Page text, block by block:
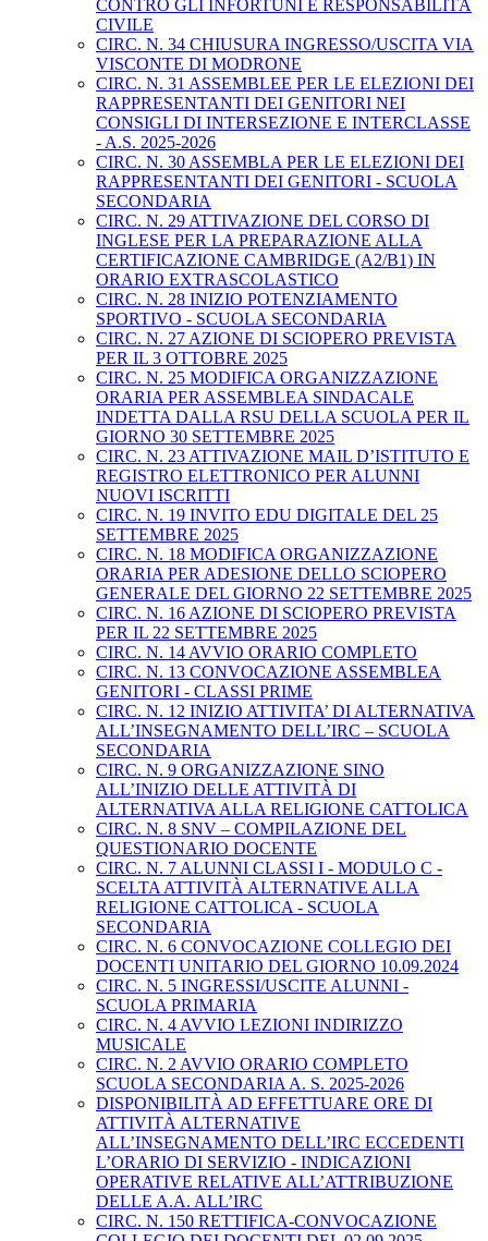
CONTRO GLI INFORTUNI E RESPONSABILITÀ
CIVILE
CIRC. N. 34 CHIUSURA INGRESSO/USCITA VIA
VISCONTE DI MODRONE
CIRC. N. 31 ASSEMBLEE PER LE ELEZIONI DEI
RAPPRESENTANTI DEI GENITORI NEI
CONSIGLI DI INTERSEZIONE E INTERCLASSE
- A.S. 2025-2026
CIRC. N. 30 ASSEMBLA PER LE ELEZIONI DEI
RAPPRESENTANTI DEI GENITORI - SCUOLA
SECONDARIA
CIRC. N. 29 ATTIVAZIONE DEL CORSO DI
INGLESE PER LA PREPARAZIONE ALLA
CERTIFICAZIONE CAMBRIDGE (A2/B1) IN
ORARIO EXTRASCOLASTICO
CIRC. N. 28 INIZIO POTENZIAMENTO
SPORTIVO - SCUOLA SECONDARIA
CIRC. N. 27 AZIONE DI SCIOPERO PREVISTA
PER IL 3 OTTOBRE 2025
CIRC. N. 25 MODIFICA ORGANIZZAZIONE
ORARIA PER ASSEMBLEA SINDACALE
INDETTA DALLA RSU DELLA SCUOLA PER IL
GIORNO 30 SETTEMBRE 2025
CIRC. N. 23 ATTIVAZIONE MAIL D’ISTITUTO E
REGISTRO ELETTRONICO PER ALUNNI
NUOVI ISCRITTI
CIRC. N. 19 INVITO EDU DIGITALE DEL 25
SETTEMBRE 2025
CIRC. N. 18 MODIFICA ORGANIZZAZIONE
ORARIA PER ADESIONE DELLO SCIOPERO
GENERALE DEL GIORNO 22 SETTEMBRE 2025
CIRC. N. 16 AZIONE DI SCIOPERO PREVISTA
PER IL 22 SETTEMBRE 2025
CIRC. N. 14 AVVIO ORARIO COMPLETO
CIRC. N. 13 CONVOCAZIONE ASSEMBLEA
GENITORI - CLASSI PRIME
CIRC. N. 12 INIZIO ATTIVITA’ DI ALTERNATIVA
ALL’INSEGNAMENTO DELL’IRC – SCUOLA
SECONDARIA
CIRC. N. 9 ORGANIZZAZIONE SINO
ALL’INIZIO DELLE ATTIVITÀ DI
ALTERNATIVA ALLA RELIGIONE CATTOLICA
CIRC. N. 8 SNV – COMPILAZIONE DEL
QUESTIONARIO DOCENTE
CIRC. N. 7 ALUNNI CLASSI I - MODULO C -
SCELTA ATTIVITÀ ALTERNATIVE ALLA
RELIGIONE CATTOLICA - SCUOLA
SECONDARIA
CIRC. N. 6 CONVOCAZIONE COLLEGIO DEI
DOCENTI UNITARIO DEL GIORNO 10.09.2024
CIRC. N. 5 INGRESSI/USCITE ALUNNI -
SCUOLA PRIMARIA
CIRC. N. 4 AVVIO LEZIONI INDIRIZZO
MUSICALE
CIRC. N. 2 AVVIO ORARIO COMPLETO
SCUOLA SECONDARIA A. S. 2025-2026
DISPONIBILITÀ AD EFFETTUARE ORE DI
ATTIVITÀ ALTERNATIVE
ALL’INSEGNAMENTO DELL’IRC ECCEDENTI
L’ORARIO DI SERVIZIO - INDICAZIONI
OPERATIVE RELATIVE ALL’ATTRIBUZIONE
DELLE A.A. ALL’IRC
CIRC. N. 150 RETTIFICA-CONVOCAZIONE